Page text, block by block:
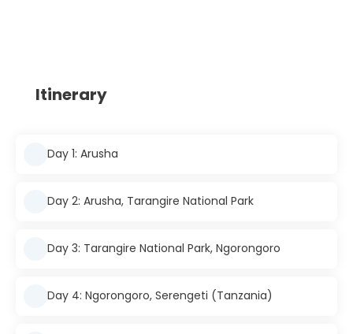
Itinerary
Day 1: Arusha
Day 2: Arusha, Tarangire National Park
Day 3: Tarangire National Park, Ngorongoro
Day 4: Ngorongoro, Serengeti (Tanzania)